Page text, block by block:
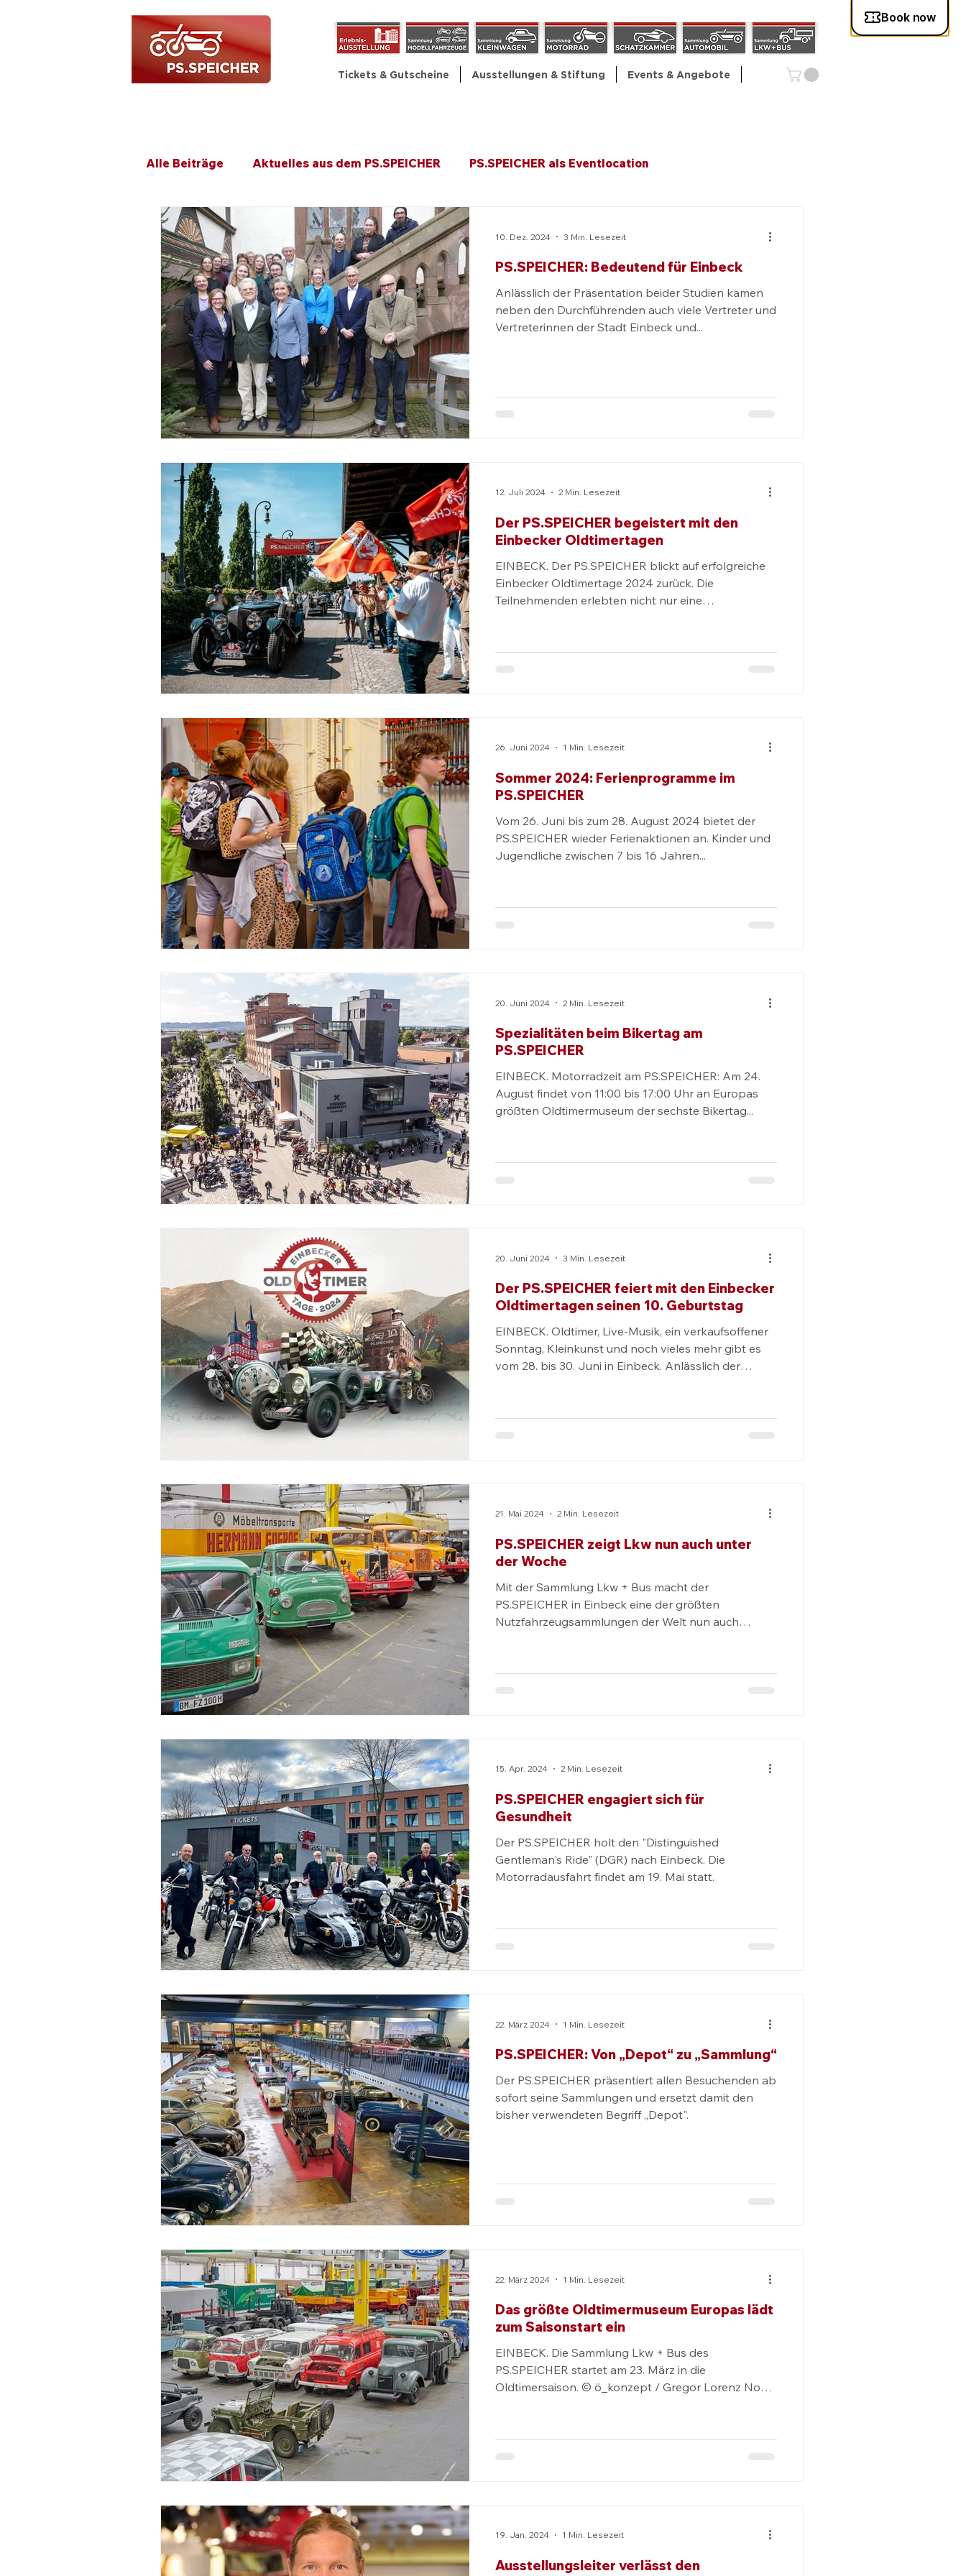
Tickets & Gutscheine Ausstellungen & Stiftung Events & Angebote
Alle Beiträge Aktuelles aus dem PS.SPEICHER PS.SPEICHER als Eventlocation
Veranstaltungsrückblicke Pressemitteilungen
Locationvermarktung Allgemein PS.SPEICHER TV
Lernwerkstatt Familie Depot Lkw + Bus Sammlung Motorrad Tickets
Tickets aktuelle Erlebnisse Blog Fahrzeugtreffen Fahrzeuge Förderfreunde
Objekt des Monats Event Familie
PS.SPEICHER: Bedeutend für Einbeck
Anlässlich der Präsentation beider Studien kamen
neben den Durchführenden auch viele Vertreter und
Vertreterinnen der Stadt Einbeck und...
10. Dez. 2024 3 Min. Lesezeit
Der PS.SPEICHER begeistert mit den
Einbecker Oldtimertagen
EINBECK. Der PS.SPEICHER blickt auf erfolgreiche
Einbecker Oldtimertage 2024 zurück. Die
Teilnehmenden erlebten nicht nur eine
eine emotionale Geburtstagsfeier. Der Termin für
12. Juli 2024 2 Min. Lesezeit
Sommer 2024: Ferienprogramme im
PS.SPEICHER
Vom 26. Juni bis zum 28. August 2024 bietet der
PS.SPEICHER wieder Ferienaktionen an. Kinder und
Jugendliche zwischen 7 bis 16 Jahren...
26. Juni 2024 1 Min. Lesezeit
Spezialitäten beim Bikertag am
PS.SPEICHER
EINBECK. Motorradzeit am PS.SPEICHER: Am 24.
August findet von 11:00 bis 17:00 Uhr an Europas
größten Oldtimermuseum der sechste Bikertag...
20. Juni 2024 2 Min. Lesezeit
Der PS.SPEICHER feiert mit den Einbecker
Oldtimertagen seinen 10. Geburtstag
EINBECK. Oldtimer, Live-Musik, ein verkaufsoffener
Sonntag, Kleinkunst und noch vieles mehr gibt es
vom 28. bis 30. Juni in Einbeck. Anlässlich der
die Innenstadt von seiner mobilen Seite. Das Jahr
20. Juni 2024 3 Min. Lesezeit
PS.SPEICHER zeigt Lkw nun auch unter
der Woche
Mit der Sammlung Lkw + Bus macht der
PS.SPEICHER in Einbeck eine der größten
Nutzfahrzeugsammlungen der Welt nun auch
21. Mai 2024 2 Min. Lesezeit
PS.SPEICHER engagiert sich für
Gesundheit
Der PS.SPEICHER holt den "Distinguished
Gentleman's Ride" (DGR) nach Einbeck. Die
Motorradausfahrt findet am 19. Mai statt.
15. Apr. 2024 2 Min. Lesezeit
PS.SPEICHER: Von „Depot“ zu „Sammlung“
Der PS.SPEICHER präsentiert allen Besuchenden ab
sofort seine Sammlungen und ersetzt damit den
bisher verwendeten Begriff „Depot".
22. März 2024 1 Min. Lesezeit
Das größte Oldtimermuseum Europas lädt
zum Saisonstart ein
EINBECK. Die Sammlung Lkw + Bus des
PS.SPEICHER startet am 23. März in die
Oldtimersaison. © ö_konzept / Gregor Lorenz Noch
22. März 2024 1 Min. Lesezeit
Ausstellungsleiter verlässt den
19. Jan. 2024 1 Min. Lesezeit